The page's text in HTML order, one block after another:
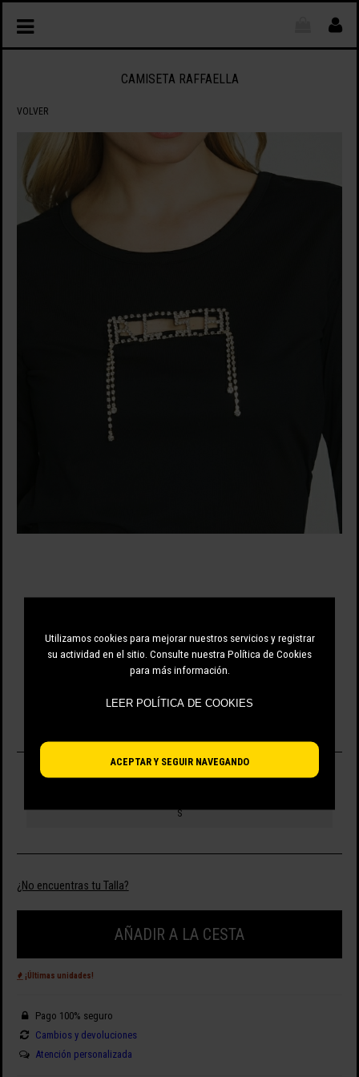
Utilizamos cookies para mejorar nuestros servicios y registrar
su actividad en el sitio. Consulte nuestra Política de Cookies
para más información.
ACEPTAR Y SEGUIR NAVEGANDO
CAMISETA RAFFAELLA
VOLVER
59.25 EUR 79.00 EUR -25%
SELECCIONA TALLA
S
¿No encuentras tu Talla?
AÑADIR A LA CESTA
¡Últimas unidades!
Pago 100% seguro
Cambios y devoluciones
Atención personalizada
LEER POLÍTICA DE COOKIES